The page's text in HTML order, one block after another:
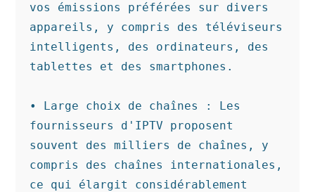
vos émissions préférées sur divers
appareils, y compris des téléviseurs
intelligents, des ordinateurs, des
tablettes et des smartphones.
• Large choix de chaînes : Les
fournisseurs d'IPTV proposent
souvent des milliers de chaînes, y
compris des chaînes internationales,
ce qui élargit considérablement